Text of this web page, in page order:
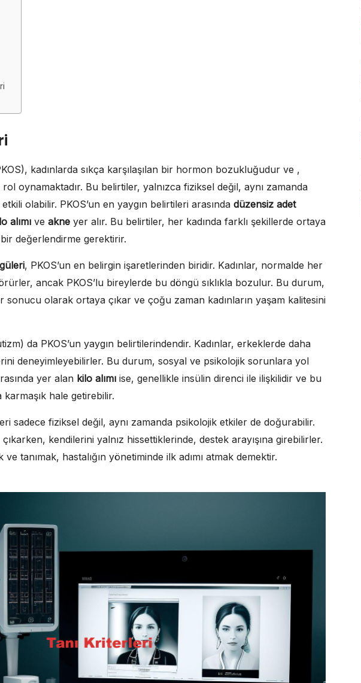
kadınlarda sıkça karşılaşılan bir hormon bozukluğudur ve ,
rol oynamaktadır. Bu belirtiler, yalnızca fiziksel değil, aynı zamanda
olabilir. PKOS’un en yaygın belirtileri arasında düzensiz adet
alımı ve akne yer alır. Bu belirtiler, her kadında farklı şekillerde ortaya
değerlendirme gerektirir.
, PKOS’un en belirgin işaretlerinden biridir. Kadınlar, normalde her
ancak PKOS’lu bireylerde bu döngü sıklıkla bozulur. Bu durum,
olarak ortaya çıkar ve çoğu zaman kadınların yaşam kalitesini
da PKOS’un yaygın belirtilerindendir. Kadınlar, erkeklerde daha
deneyimleyebilirler. Bu durum, sosyal ve psikolojik sorunlara yol
yer alan kilo alımı ise, genellikle insülin direnci ile ilişkilidir ve bu
karmaşık hale getirebilir.
sadece fiziksel değil, aynı zamanda psikolojik etkiler de doğurabilir.
kendilerini yalnız hissettiklerinde, destek arayışına girebilirler.
tanımak, hastalığın yönetiminde ilk adımı atmak demektir.